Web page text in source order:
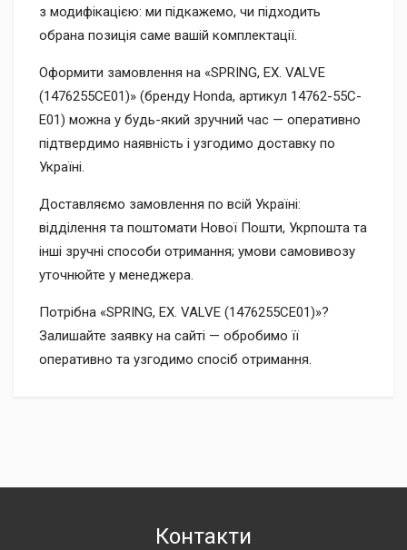
з модифікацією: ми підкажемо, чи підходить
обрана позиція саме вашій комплектації.
Оформити замовлення на «SPRING, EX. VALVE
(1476255CE01)» (бренду Honda, артикул 14762-55C-
E01) можна у будь-який зручний час — оперативно
підтвердимо наявність і узгодимо доставку по
Україні.
Доставляємо замовлення по всій Україні:
відділення та поштомати Нової Пошти, Укрпошта та
інші зручні способи отримання; умови самовивозу
уточнюйте у менеджера.
Потрібна «SPRING, EX. VALVE (1476255CE01)»?
Залишайте заявку на сайті — обробимо її
оперативно та узгодимо спосіб отримання.
Контакти